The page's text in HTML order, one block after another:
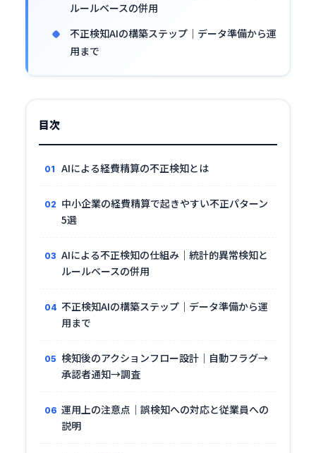
ルールベースの併用
不正検知AIの構築ステップ｜データ準備から運
用まで
目次
AIによる経費精算の不正検知とは
中小企業の経費精算で起きやすい不正パターン
5選
AIによる不正検知の仕組み｜統計的異常検知と
ルールベースの併用
不正検知AIの構築ステップ｜データ準備から運
用まで
検知後のアクションフロー設計｜自動フラグ→
承認者通知→調査
運用上の注意点｜誤検知への対応と従業員への
説明